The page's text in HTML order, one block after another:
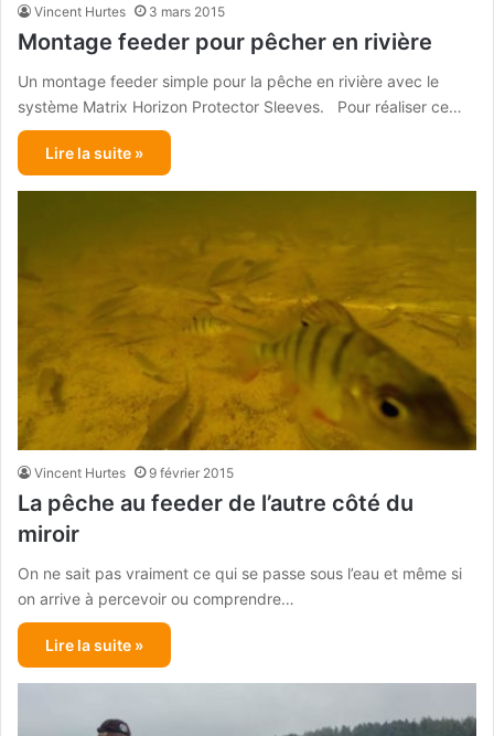
Vincent Hurtes 3 mars 2015
Montage feeder pour pêcher en rivière
Un montage feeder simple pour la pêche en rivière avec le
système Matrix Horizon Protector Sleeves. Pour réaliser ce…
Lire la suite »
Vincent Hurtes 9 février 2015
La pêche au feeder de l’autre côté du
miroir
On ne sait pas vraiment ce qui se passe sous l’eau et même si
on arrive à percevoir ou comprendre…
Lire la suite »